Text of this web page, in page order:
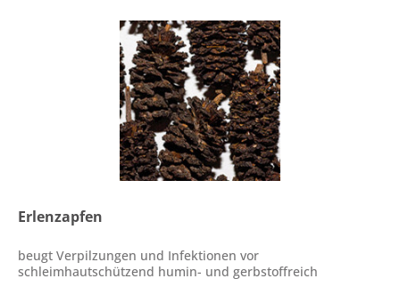
Erlenzapfen
beugt Verpilzungen und Infektionen vor
schleimhautschützend humin- und gerbstoffreich